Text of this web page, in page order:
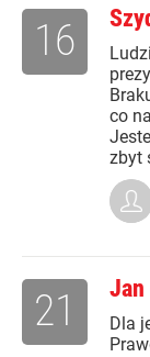
co
zbyt
16
Jan
Dla
21